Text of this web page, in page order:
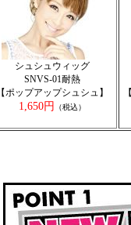
シュシュウィッグ
SNVS-01耐熱
【ポップアップシュシュ】
1,650円 （税込）